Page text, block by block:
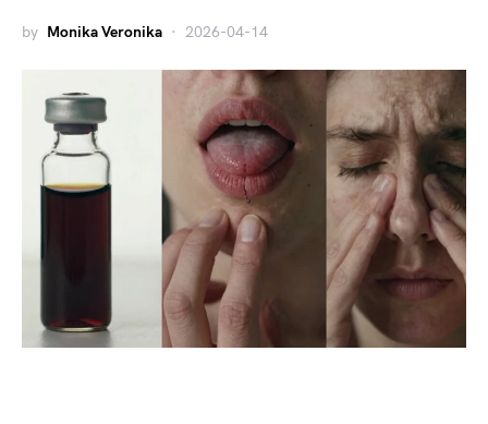
by Monika Veronika 2026-04-14